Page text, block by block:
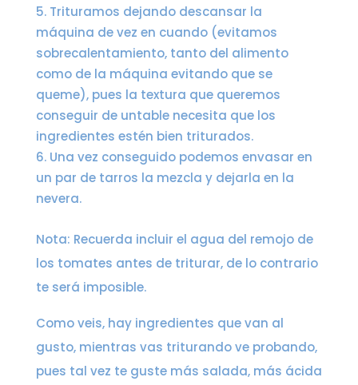
Trituramos dejando descansar la
máquina de vez en cuando (evitamos
sobrecalentamiento, tanto del alimento
como de la máquina evitando que se
queme), pues la textura que queremos
conseguir de untable necesita que los
ingredientes estén bien triturados.
Una vez conseguido podemos envasar en
un par de tarros la mezcla y dejarla en la
nevera.
Nota: Recuerda incluir el agua del remojo de
los tomates antes de triturar, de lo contrario
te será imposible.
Como veis, hay ingredientes que van al
gusto, mientras vas triturando ve probando,
pues tal vez te guste más salada, más ácida